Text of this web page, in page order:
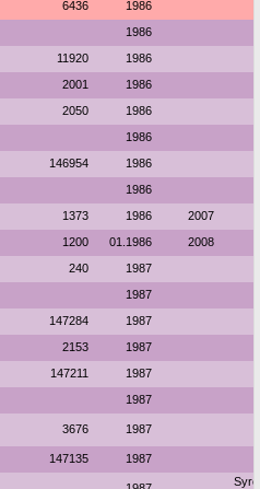
6436 1986
1986
11920 1986
2001 1986
2050 1986
1986
146954 1986
1986
1373 1986 2007
1200 01.1986 2008
240 1987
1987
147284 1987
2153 1987
147211 1987
1987
3676 1987
147135 1987